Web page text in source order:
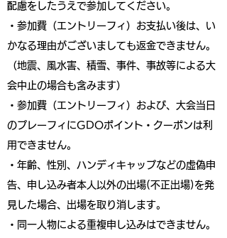
配慮をしたうえで参加してください。
・参加費（エントリーフィ）お支払い後は、い
かなる理由がございましても返金できません。
（地震、風水害、積雪、事件、事故等による大
会中止の場合も含みます）
・参加費（エントリーフィ）および、大会当日
のプレーフィにGDOポイント・クーポンは利
用できません。
・年齢、性別、ハンディキャップなどの虚偽申
告、申し込み者本人以外の出場(不正出場)を発
見した場合、出場を取り消します。
・同一人物による重複申し込みはできません。